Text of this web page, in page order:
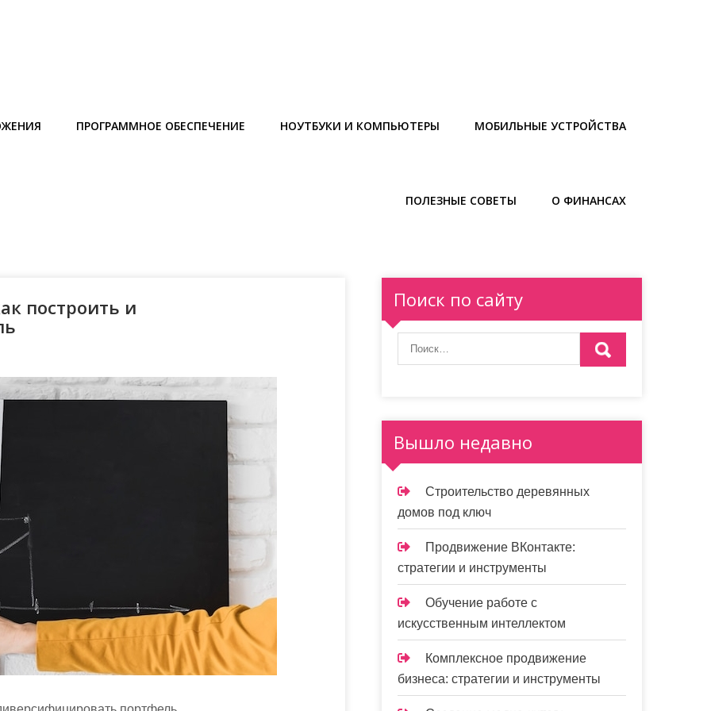
ПРОГРАММНОЕ ОБЕСПЕЧЕНИЕ НОУТБУКИ И КОМПЬЮТЕРЫ МОБИЛЬНЫЕ УСТРОЙСТВА
ПОЛЕЗНЫЕ СОВЕТЫ О ФИНАНСАХ
построить и
Поиск по сайту
Вышло недавно
Строительство деревянных
домов под ключ
Продвижение ВКонтакте:
стратегии и инструменты
Обучение работе с
искусственным интеллектом
Комплексное продвижение
бизнеса: стратегии и инструменты